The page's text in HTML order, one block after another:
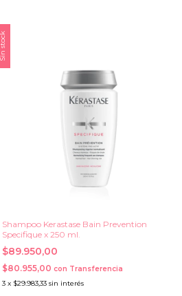
Sin stock
Shampoo Kerastase Bain Prevention
Specifique x 250 ml.
$89.950,00
$80.955,00con Transferencia
3 x $29.983,33 sin interés